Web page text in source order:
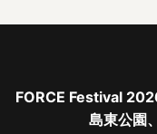
FORCE Festival
島東公園